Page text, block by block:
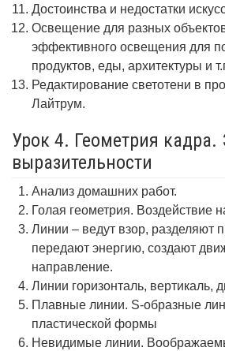
Достоинства и недостатки
Освещение для разных
эффективного освещения для
продуктов, еды, архитектуры и
Редактирование светотени в
Лайтрум.
Урок 4. Геометрия
выразительности
Анализ домашних работ.
Голая геометрия. Воздействие
Линии – ведут взор, разделяют
передают энергию, создают
направление.
Линии горизонталь, вертикаль,
Плавные линии. S-образные
пластической формы
Невидимые линии.